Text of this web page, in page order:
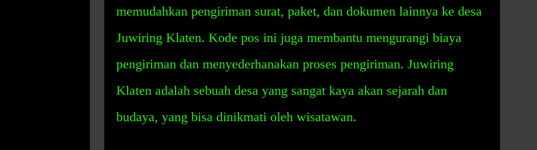
memudahkan pengiriman surat, paket, dan dokumen lainnya ke desa
Juwiring Klaten. Kode pos ini juga membantu mengurangi biaya
pengiriman dan menyederhanakan proses pengiriman. Juwiring
Klaten adalah sebuah desa yang sangat kaya akan sejarah dan
budaya, yang bisa dinikmati oleh wisatawan.